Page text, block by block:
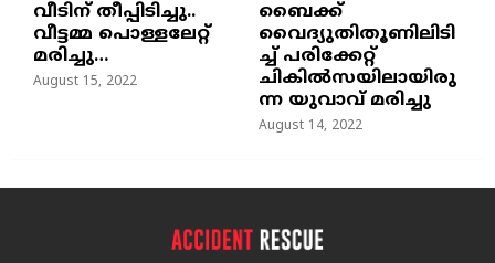
വീടിന് തീപ്പിടിച്ചു..
വീട്ടമ്മ പൊള്ളലേറ്റ്
മരിച്ചു…
August 15, 2022
ബൈക്ക്
വൈദ്യുതിതൂണിലിടി
ച്ച്‌ പരിക്കേറ്റ്
ചികില്‍സയിലായിരു
ന്ന യുവാവ് മരിച്ചു
August 14, 2022